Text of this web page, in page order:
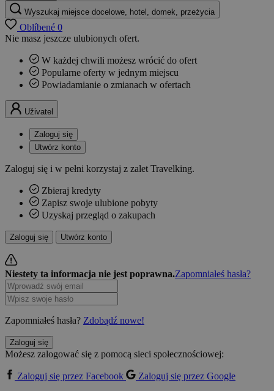
Wyszukaj miejsce docelowe, hotel, domek, przeżycia
Oblíbené 0
Nie masz jeszcze ulubionych ofert.
W każdej chwili możesz wrócić do ofert
Popularne oferty w jednym miejscu
Powiadamianie o zmianach w ofertach
Uživatel
Zaloguj się
Utwórz konto
Zaloguj się i w pełni korzystaj z zalet Travelking.
Zbieraj kredyty
Zapisz swoje ulubione pobyty
Uzyskaj przegląd o zakupach
Zaloguj się Utwórz konto
Niestety ta informacja nie jest poprawna.Zapomniałeś hasła?
Zapomniałeś hasła? Zdobądź nowe!
Zaloguj się
Możesz zalogować się z pomocą sieci społecznościowej:
Zaloguj się przez Facebook
Zaloguj się przez Google